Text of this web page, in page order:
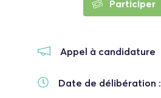
Participer
Appel à candidature
Date de délibération :